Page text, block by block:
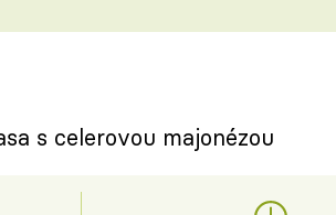
s celerovou majonézou